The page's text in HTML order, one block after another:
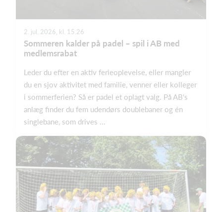
2. jul. 2026, kl. 15.26
Sommeren kalder på padel – spil i AB med
medlemsrabat
Leder du efter en aktiv ferieoplevelse, eller mangler
du en sjov aktivitet med familie, venner eller kolleger
i sommerferien? Så er padel et oplagt valg. På AB's
anlæg finder du fem udendørs doublebaner og én
singlebane, som drives ...